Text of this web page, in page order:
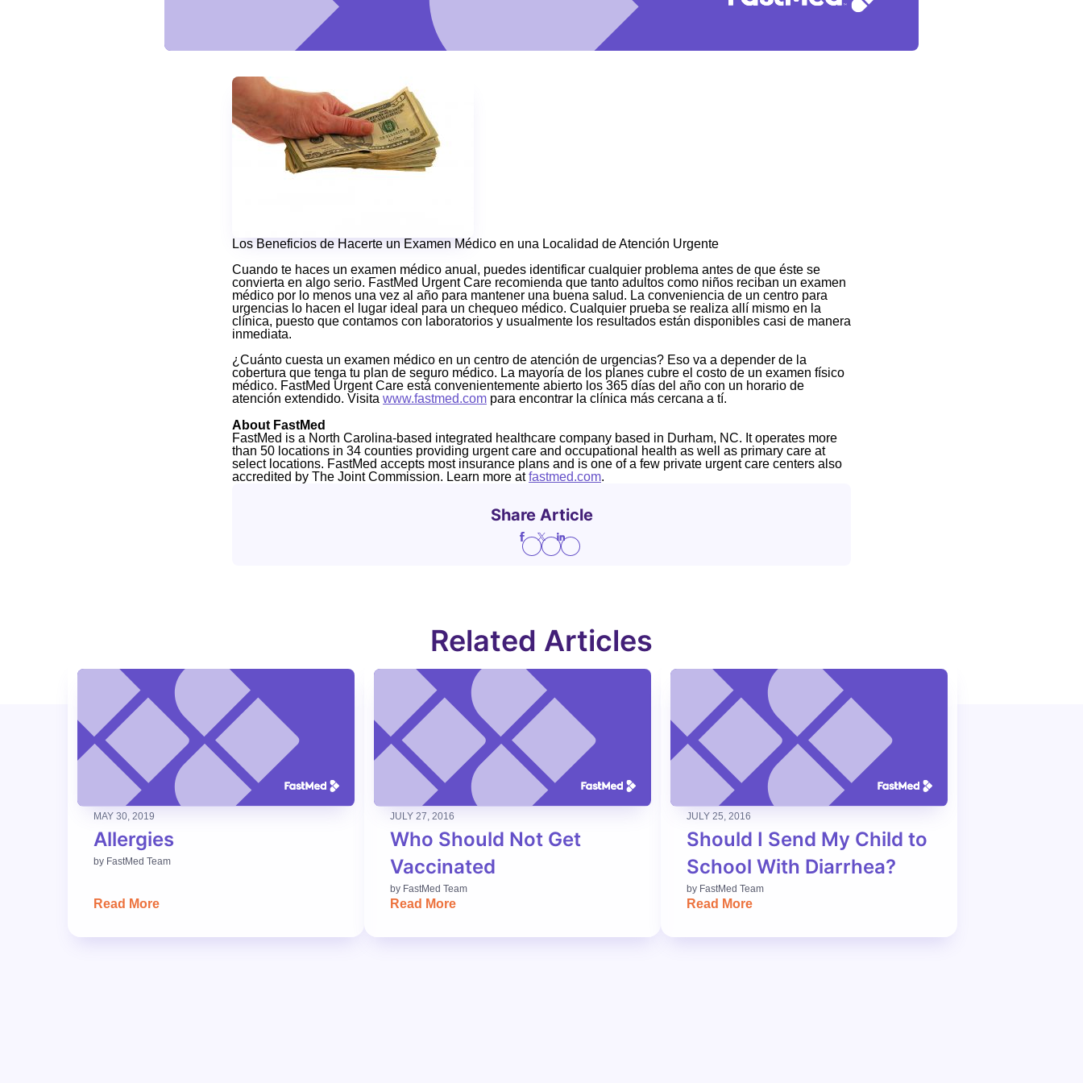
Los Beneficios de Hacerte un Examen Médico en una Localidad de Atención Urgente
Cuando te haces un examen médico anual, puedes identificar cualquier problema antes de que éste se
convierta en algo serio. FastMed Urgent Care recomienda que tanto adultos como niños reciban un examen
médico por lo menos una vez al año para mantener una buena salud. La conveniencia de un centro para
urgencias lo hacen el lugar ideal para un chequeo médico. Cualquier prueba se realiza allí mismo en la
clínica, puesto que contamos con laboratorios y usualmente los resultados están disponibles casi de manera
inmediata.
¿Cuánto cuesta un examen médico en un centro de atención de urgencias? Eso va a depender de la
cobertura que tenga tu plan de seguro médico. La mayoría de los planes cubre el costo de un examen físico
médico. FastMed Urgent Care está convenientemente abierto los 365 días del año con un horario de
atención extendido. Visita www.fastmed.com para encontrar la clínica más cercana a tí.
About FastMed
FastMed is a North Carolina-based integrated healthcare company based in Durham, NC. It operates more
than 50 locations in 34 counties providing urgent care and occupational health as well as primary care at
select locations. FastMed accepts most insurance plans and is one of a few private urgent care centers also
accredited by The Joint Commission. Learn more atfastmed.com.
Share Article
Related Articles
MAY 30, 2019
Allergies
by FastMed Team
Read More
JULY 27, 2016
Who Should Not Get
Vaccinated
by FastMed Team
Read More
JULY 25, 2016
Should I Send My Child to
School With Diarrhea?
by FastMed Team
Read More